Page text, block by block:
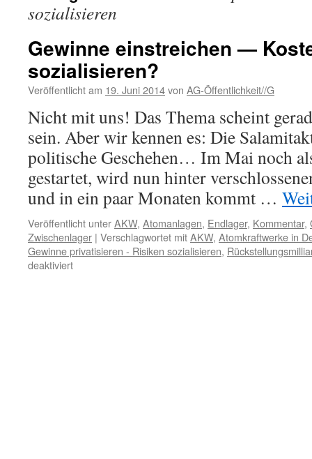
sozialisieren
Gewinne einstreichen —
sozialisieren?
Veröffentlicht am 19. Juni 2014von AG-Öffentlichkeit//G
Nicht mit uns! Das Thema scheint
sein. Aber wir kennen es: Die
politische Geschehen… Im Mai noch
gestartet, wird nun hinter
und in ein paar Monaten kommt …
Veröffentlicht unterAKW, Atomanlagen, Endlager, Kommentar,
Zwischenlager | Verschlagwortet mitAKW, Atomkraftwerke in
Gewinne privatisieren - Risiken sozialisieren,
deaktiviertfür